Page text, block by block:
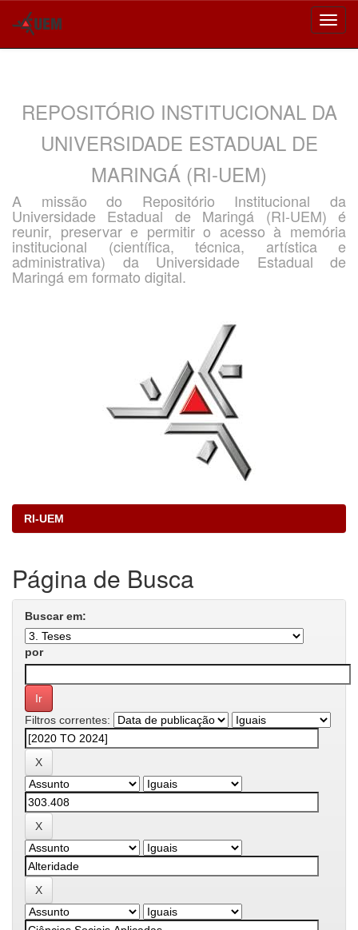
REPOSITÓRIO INSTITUCIONAL DA
UNIVERSIDADE ESTADUAL DE
MARINGÁ (RI-UEM)
A missão do Repositório Institucional da
Universidade Estadual de Maringá (RI-UEM) é
reunir, preservar e permitir o acesso à memória
institucional (científica, técnica, artística e
administrativa) da Universidade Estadual de
Maringá em formato digital.
RI-UEM
Página de Busca
Buscar em:
por
Filtros correntes: